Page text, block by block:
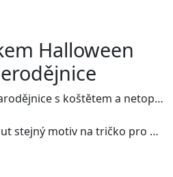
Halloween
Podzimní omalovánky čarodějnice s koštětem a netopýry na motivy Halloween.
dospělé a společně pak omalovánku vybravit barvami na textil.